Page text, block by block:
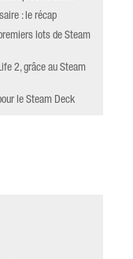
: le récap
lots de Steam
2, grâce au Steam
le Steam Deck